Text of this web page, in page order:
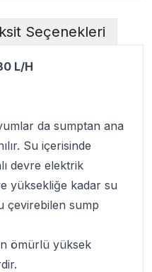
Seçenekleri
L/H
da sumptan ana
Su içerisinde
devre elektrik
yüksekliğe kadar su
çevirebilen sump
ömürlü yüksek